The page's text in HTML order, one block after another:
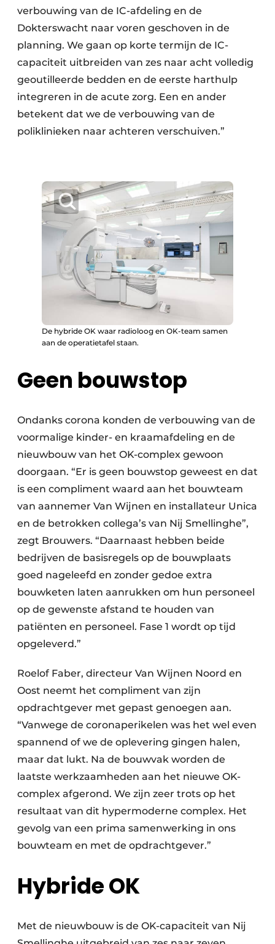
verbouwing van de IC-afdeling en de
Dokterswacht naar voren geschoven in de
planning. We gaan op korte termijn de IC-
capaciteit uitbreiden van zes naar acht volledig
geoutilleerde bedden en de eerste harthulp
integreren in de acute zorg. Een en ander
betekent dat we de verbouwing van de
poliklinieken naar achteren verschuiven.”
De hybride OK waar radioloog en OK-team samen
aan de operatietafel staan.
Geen bouwstop
Ondanks corona konden de verbouwing van de
voormalige kinder- en kraamafdeling en de
nieuwbouw van het OK-complex gewoon
doorgaan. “Er is geen bouwstop geweest en dat
is een compliment waard aan het bouwteam
van aannemer Van Wijnen en installateur Unica
en de betrokken collega’s van Nij Smellinghe”,
zegt Brouwers. “Daarnaast hebben beide
bedrijven de basisregels op de bouwplaats
goed nageleefd en zonder gedoe extra
bouwketen laten aanrukken om hun personeel
op de gewenste afstand te houden van
patiënten en personeel. Fase 1 wordt op tijd
opgeleverd.”
Roelof Faber, directeur Van Wijnen Noord en
Oost neemt het compliment van zijn
opdrachtgever met gepast genoegen aan.
“Vanwege de coronaperikelen was het wel even
spannend of we de oplevering gingen halen,
maar dat lukt. Na de bouwvak worden de
laatste werkzaamheden aan het nieuwe OK-
complex afgerond. We zijn zeer trots op het
resultaat van dit hypermoderne complex. Het
gevolg van een prima samenwerking in ons
bouwteam en met de opdrachtgever.”
Hybride OK
Met de nieuwbouw is de OK-capaciteit van Nij